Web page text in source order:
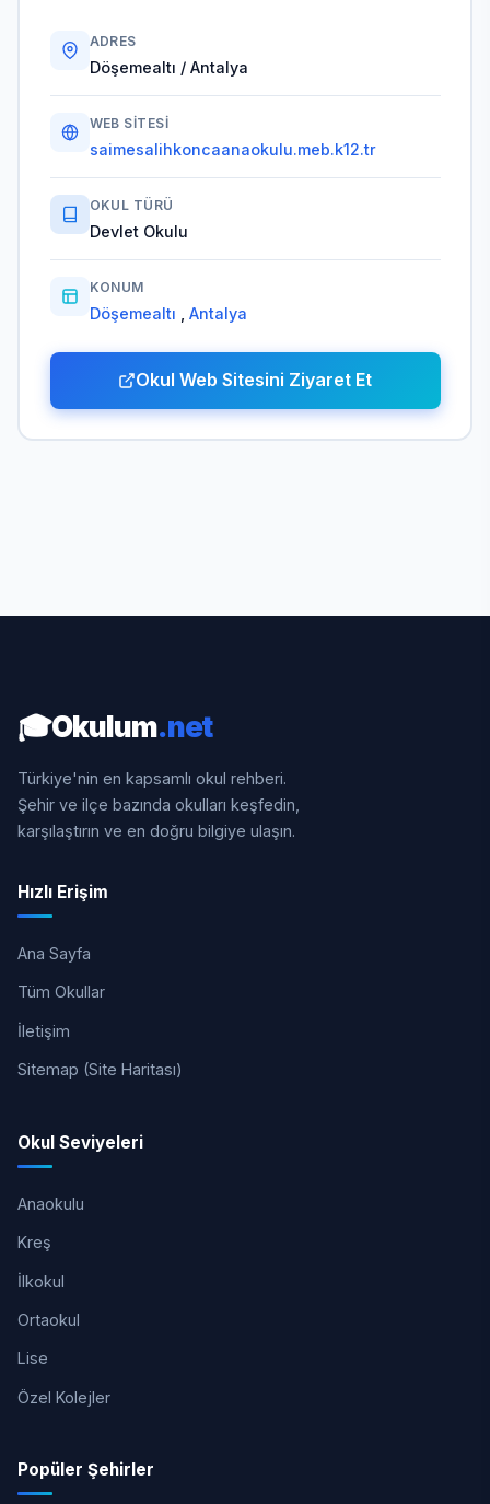
ADRES
Döşemealtı / Antalya
WEB SITESI
saimesalihkoncaanaokulu.meb.k12.tr
OKUL TÜRÜ
Devlet Okulu
KONUM
Döşemealtı Antalya
Okul Web Sitesini Ziyaret Et
🎓Okulum.net
Türkiye'nin en kapsamlı okul rehberi.
Şehir ve ilçe bazında okulları keşfedin,
karşılaştırın ve en doğru bilgiye ulaşın.
Hızlı Erişim
Ana Sayfa
Tüm Okullar
İletişim
Sitemap (Site Haritası)
Okul Seviyeleri
Anaokulu
Kreş
İlkokul
Ortaokul
Lise
Özel Kolejler
Popüler Şehirler